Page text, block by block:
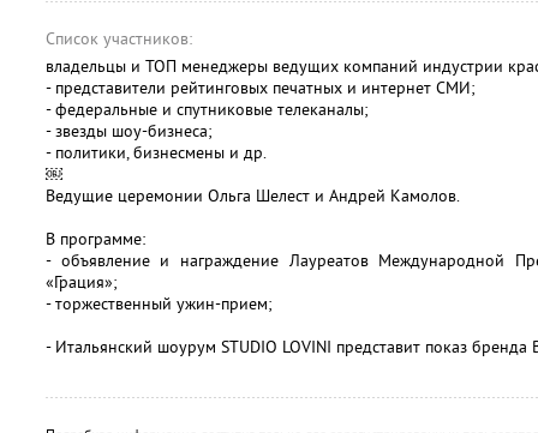
Список участников:
владельцы и ТОП менеджеры ведущих компаний индустрии
- представители рейтинговых печатных и интернет СМИ;
- федеральные и спутниковые телеканалы;
- звезды шоу-бизнеса;
- политики, бизнесмены и др.
￼
Ведущие церемонии Ольга Шелест и Андрей Камолов.
В программе:
- объявление и награждение Лауреатов Международной
«Грация»;
- торжественный ужин-прием;
- Итальянский шоурум STUDIO LOVINI представит показ бренда